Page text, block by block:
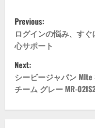
P
o
s
t
n
Previous:
ログインの悩み、す
心サポート
Next:
シービージャパン
チーム グレー MR-02IS2